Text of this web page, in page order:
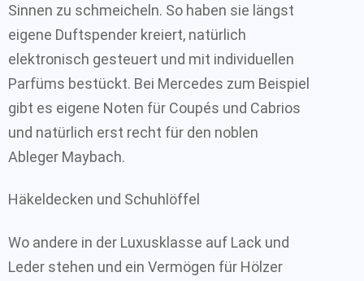
Sinnen zu schmeicheln. So haben sie längst
eigene Duftspender kreiert, natürlich
elektronisch gesteuert und mit individuellen
Parfüms bestückt. Bei Mercedes zum Beispiel
gibt es eigene Noten für Coupés und Cabrios
und natürlich erst recht für den noblen
Ableger Maybach.
Häkeldecken und Schuhlöffel
Wo andere in der Luxusklasse auf Lack und
Leder stehen und ein Vermögen für Hölzer